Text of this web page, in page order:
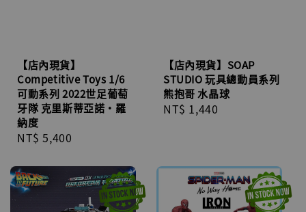
【店內現貨】
Competitive Toys 1/6
可動系列 2022世足葡萄
牙隊 克里斯蒂亞諾·羅
納度
Regular
NT$ 5,400
【店內現貨】SOAP
STUDIO 玩具總動員系列
熊抱哥 水晶球
Regular
NT$ 1,440